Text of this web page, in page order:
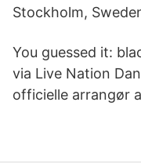
Stockholm,
You guessed it:
via Live Nation
officielle arrangør